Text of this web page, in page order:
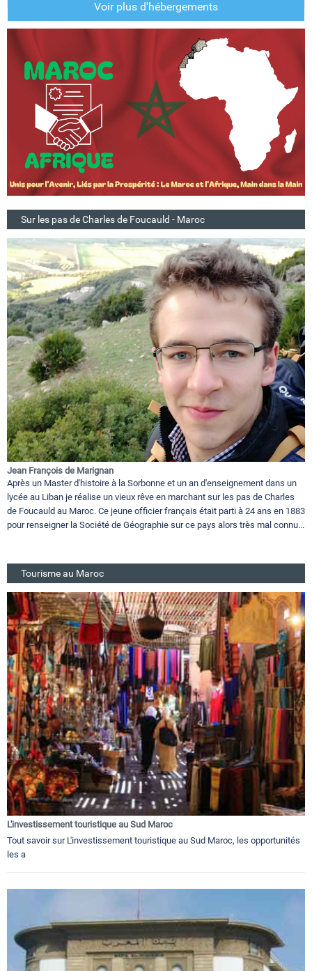
Voir plus d'hébergements
Sur les pas de Charles de Foucauld - Maroc
Jean François de Marignan
Après un Master d'histoire à la Sorbonne et un an d'enseignement dans un
lycée au Liban je réalise un vieux rêve en marchant sur les pas de Charles
de Foucauld au Maroc. Ce jeune officier français était parti à 24 ans en 1883
pour renseigner la Société de Géographie sur ce pays alors très mal connu...
Tourisme au Maroc
L'investissement touristique au Sud Maroc
Tout savoir sur L'investissement touristique au Sud Maroc, les opportunités
les a